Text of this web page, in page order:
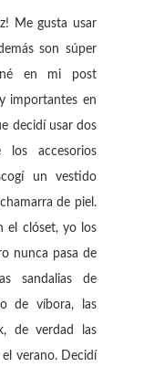
Me gusta usar
son súper
en mi post
importantes en
decidí usar dos
accesorios
un vestido
de piel.
el clóset, yo los
nunca pasa de
sandalias de
de víbora, las
de verdad las
verano. Decidí